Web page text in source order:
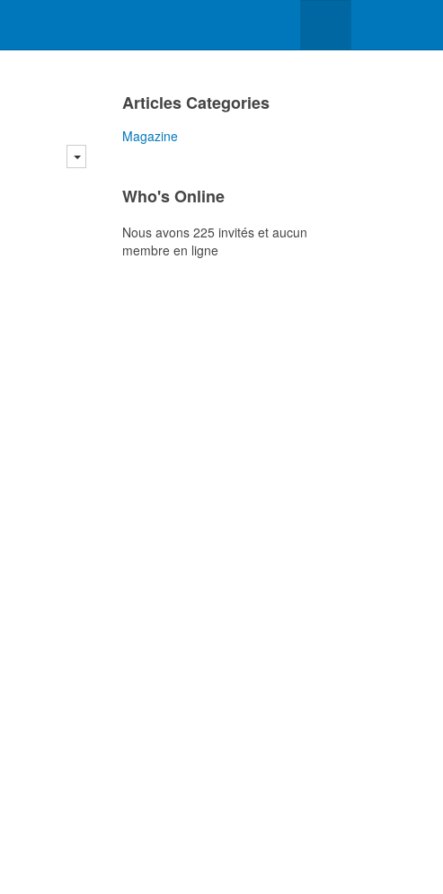
Articles Categories
Magazine
Who's Online
Nous avons 225 invités et aucun
membre en ligne